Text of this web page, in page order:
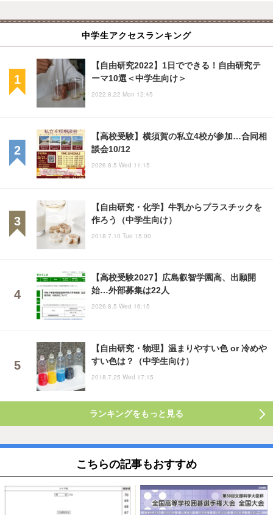
中学生アクセスランキング
【自由研究2022】1日でできる！自由研究テ
ーマ10選＜中学生向け＞
2022.8.22 Mon 12:45
【高校受験】横須賀の私立4校が参加…合同相
談会10/12
2026.8.5 Wed 11:15
【自由研究・化学】牛乳からプラスチックを
作ろう（中学生向け）
2018.7.10 Tue 15:00
【高校受験2027】広島叡智学園高、出願開
始…外部募集は22人
2026.8.5 Wed 16:15
【自由研究・物理】温まりやすい色 or 冷めや
すい色は？（中学生向け）
2018.7.25 Wed 17:15
ランキングをもっと見る
こちらの記事もおすすめ